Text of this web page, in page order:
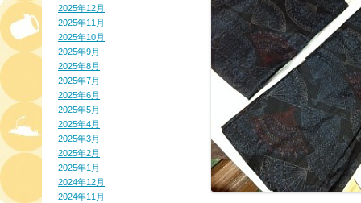
2025年12月
2025年11月
2025年10月
2025年9月
2025年8月
2025年7月
2025年6月
2025年5月
2025年4月
2025年3月
2025年2月
2025年1月
2024年12月
2024年11月